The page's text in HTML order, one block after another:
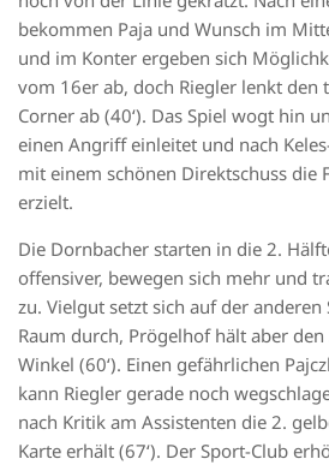
bekommen Paja und Wunsch im
und im Konter ergeben sich
vom 16er ab, doch Riegler lenkt den
Corner ab (40‘). Das Spiel wogt hin
einen Angriff einleitet und nach
mit einem schönen Direktschuss die
erzielt.
Die Dornbacher starten in die 2.
offensiver, bewegen sich mehr und
zu. Vielgut setzt sich auf der anderen
Raum durch, Prögelhofhält aber den
Winkel (60‘). Einen gefährlichen
kann Riegler gerade noch
nach Kritik am Assistenten die 2.
Karte erhält (67‘). Der Sport-Club